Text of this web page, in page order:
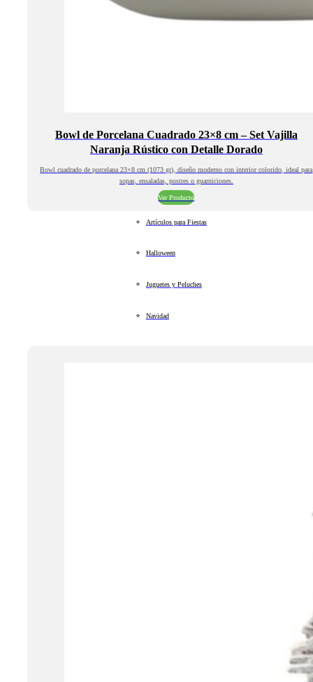
Bowl de Porcelana Cuadrado 23×8 cm – Set Vajilla
Naranja Rústico con Detalle Dorado
Bowl cuadrado de porcelana 23×8 cm (1073 gr), diseño moderno con interior colorido, ideal para
sopas, ensaladas, postres o guarniciones.
Ver Producto
Artículos para Fiestas
Halloween
Juguetes y Peluches
Navidad